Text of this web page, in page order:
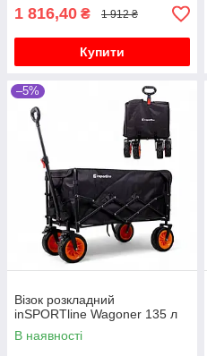
1 816,40 ₴ 1 912 ₴
Купити
–5%
Візок розкладний
inSPORTline Wagoner 135 л
В наявності